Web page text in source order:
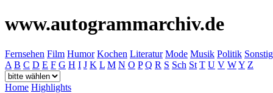
www.autogrammarchiv.de
Fernsehen Film Humor Kochen Literatur Mode Musik Politik
A B C D E F G H I J K L M N O P Q R S Sch St T U V WY Z
Home Highlights